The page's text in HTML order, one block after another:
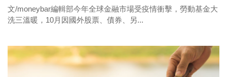
文/moneybar編輯部今年全球金融市場受疫情衝擊，勞動基金大
洗三溫暖，10月因國外股票、債券、另...